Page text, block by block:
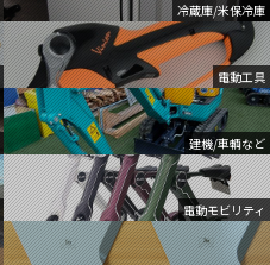
冷蔵庫/米保冷庫
電動工具
建機/車輌など
電動モビリティ